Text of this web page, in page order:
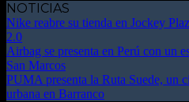
NOTICIAS
Nike reabre su tienda en Jockey
2.0
Airbag se presenta en Perú con un
San Marcos
PUMA presenta la Ruta Suede, un
urbana en Barranco